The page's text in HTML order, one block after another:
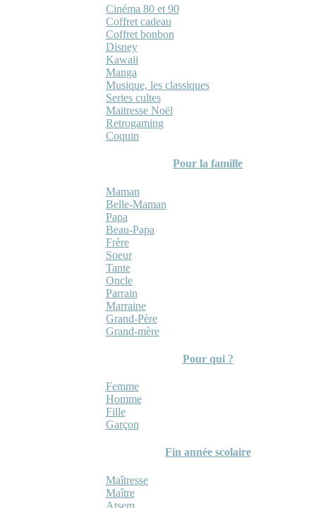
Cinéma 80 et 90
Coffret cadeau
Coffret bonbon
Disney
Kawaii
Manga
Musique, les classiques
Series cultes
Maitresse Noël
Retrogaming
Coquin
Pour la famille
Maman
Belle-Maman
Papa
Beau-Papa
Frère
Soeur
Tante
Oncle
Parrain
Marraine
Grand-Père
Grand-mère
Pour qui ?
Femme
Homme
Fille
Garçon
Fin année scolaire
Maîtresse
Maître
Atsem